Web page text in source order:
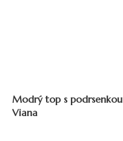
Modrý top s podrsenkou
Viana